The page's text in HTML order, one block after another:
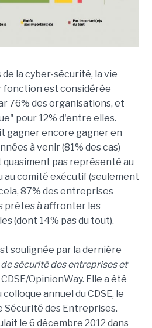
la cyber-sécurité, la vie
fonction est considérée
76% des organisations, et
pour 12% d'entre elles.
gagner encore gagner en
à venir (81% des cas)
quasiment pas représenté au
au comité exécutif (seulement
87% des entreprises
prêtes à affronter les
(dont 14% pas du tout).
soulignée par la dernière
sécurité des entreprises et
OpinionWay. Elle a été
annuel du CDSE, le
Sécurité des Entreprises.
le 6 décembre 2012 dans